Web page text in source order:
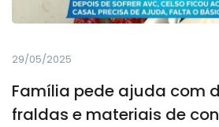
29/05/2025
Família pede ajuda com
fraldas e materiais de